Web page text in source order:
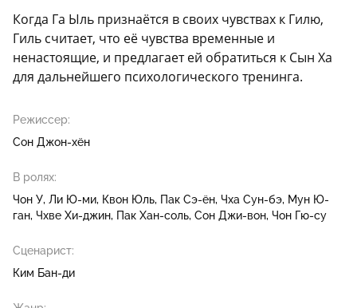
Когда Га Ыль признаётся в своих чувствах к Гилю,
Гиль считает, что её чувства временные и
ненастоящие, и предлагает ей обратиться к Сын Ха
для дальнейшего психологического тренинга.
Режиссер:
Сон Джон-хён
В ролях:
Чон У Ли Ю-ми Квон Юль Пак Сэ-ён Чха Сун-бэ Мун Ю-
ган Чхве Хи-джин Пак Хан-соль Сон Джи-вон Чон Гю-су
Сценарист:
Ким Бан-ди